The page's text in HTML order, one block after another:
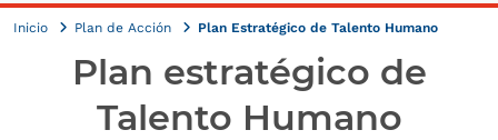
Inicio Plan de Acción Plan Estratégico de Talento Humano
Plan estratégico de
Talento Humano